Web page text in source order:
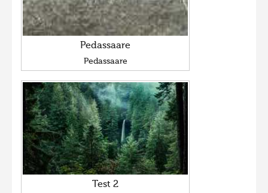
Pedassaare
Pedassaare
Test 2